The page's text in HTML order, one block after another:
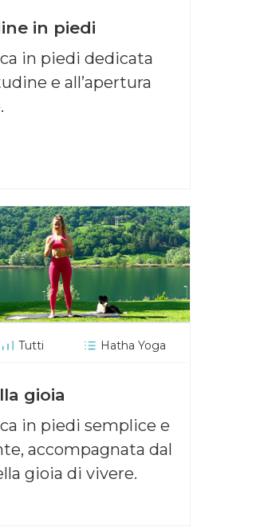
in piedi
in piedi dedicata
e all’apertura
Tutti Hatha Yoga
gioia
in piedi semplice e
accompagnata dal
gioia di vivere.